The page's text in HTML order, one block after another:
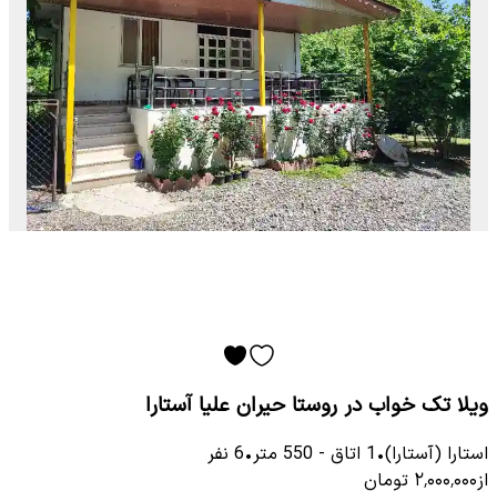
ویلا تک خواب در روستا حیران علیا آستارا
استارا (آستارا)•
1 اتاق -
550 متر•
6 نفر
از۲٬۰۰۰٬۰۰۰ تومان